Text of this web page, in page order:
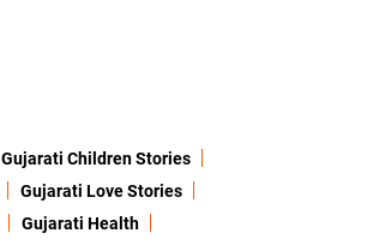
Gujarati Children Stories
Gujarati Love Stories
Gujarati Health